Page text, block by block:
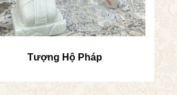
Tượng Hộ Pháp